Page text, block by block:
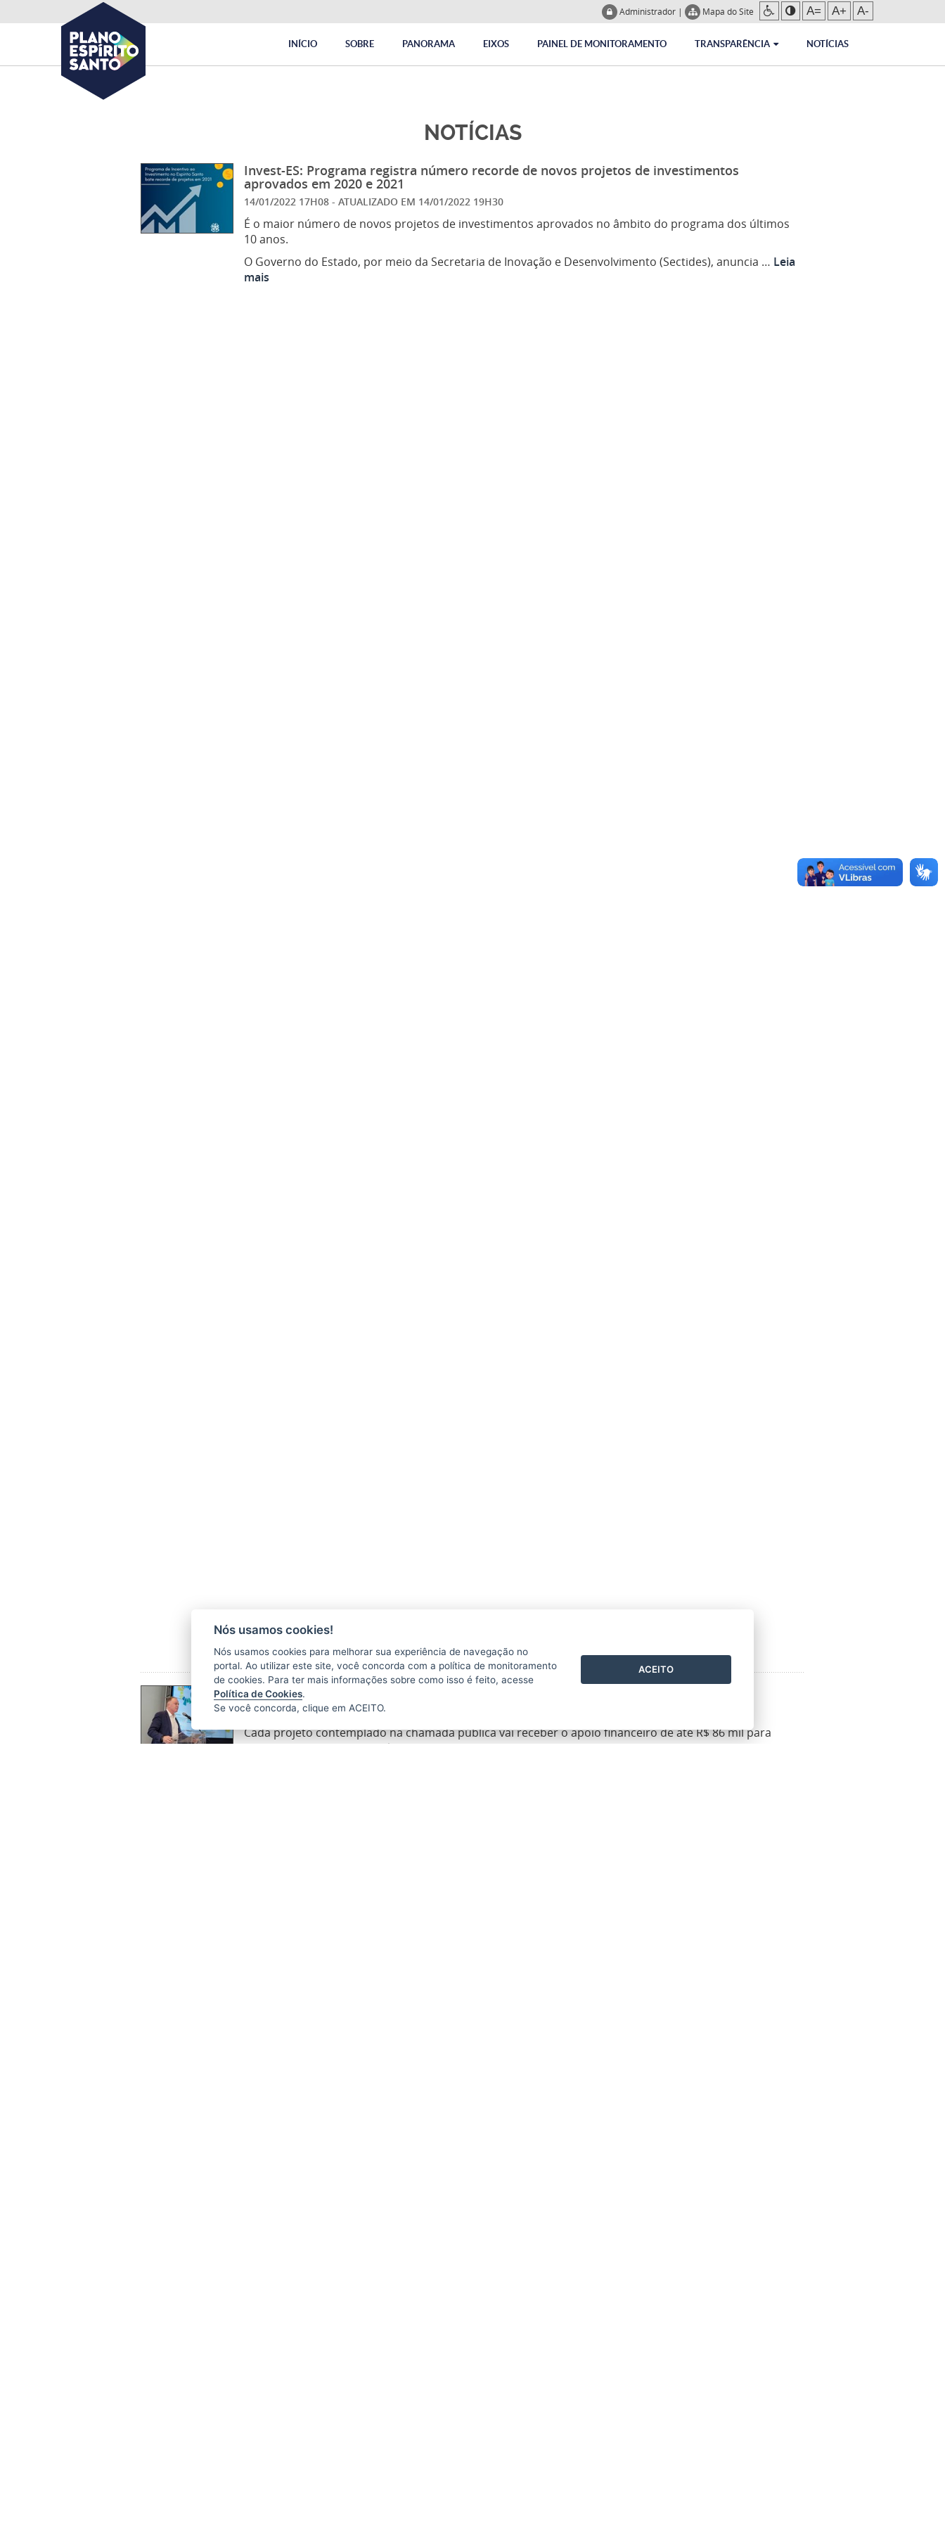
Administrador | Mapa do Site A= A+ A-
INÍCIO SOBRE PANORAMA EIXOS PAINEL DE MONITORAMENTO TRANSPARÊNCIA NOTÍCIAS
NOTÍCIAS
Invest-ES: Programa registra número recorde de novos projetos de investimentos
aprovados em 2020 e 2021
14/01/2022 17H08 - ATUALIZADO EM 14/01/2022 19H30
É o maior número de novos projetos de investimentos aprovados no âmbito do programa dos últimos
10 anos.
O Governo do Estado, por meio da Secretaria de Inovação e Desenvolvimento (Sectides), anuncia … Leia
mais
Governo do Estado lança 2ª edição do Programa Centelha no Espírito Santo
14/01/2022 16H31 - ATUALIZADO EM
Cada projeto contemplado na chamada pública vai receber o apoio financeiro de até R$ 86 mil para
desenvolver ideias em negócios de sucesso.
Nós usamos cookies!
Nós usamos cookies para melhorar sua experiência de navegação no
portal. Ao utilizar este site, você concorda com a política de monitoramento
de cookies. Para ter mais informações sobre como isso é feito, acesse
Política de Cookies.
Se você concorda, clique em ACEITO.
ACEITO